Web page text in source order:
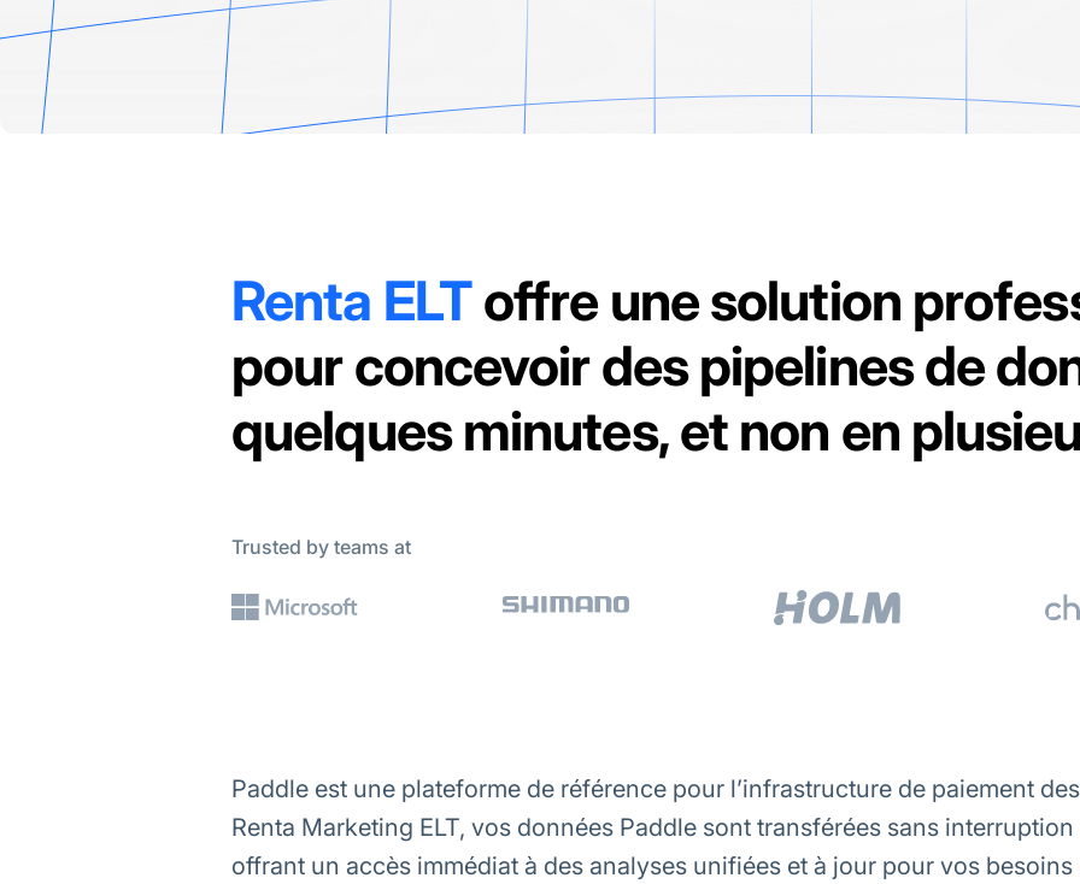
Renta ELToffre une solution
pour concevoir des pipelines de
quelques minutes, et non en
Trusted by teams at
Paddle est une plateforme de référence pour l’infrastructure de paiement
Renta Marketing ELT, vos données Paddle sont transférées sans
offrant un accès immédiat à des analyses unifiées et à jour pour vos